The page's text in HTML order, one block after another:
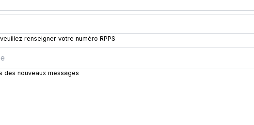
renseigner votre numéro RPPS
des nouveaux messages